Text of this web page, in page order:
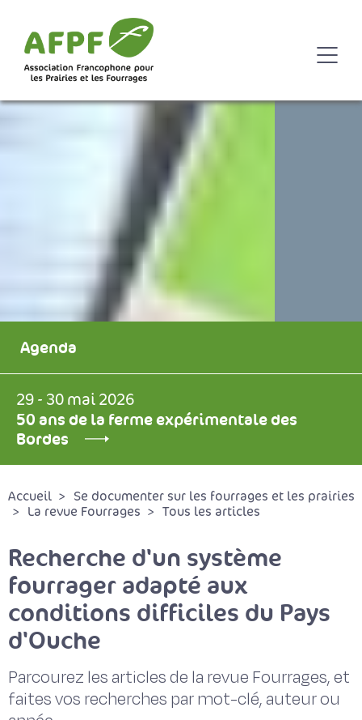
Agenda
29 - 30 mai 2026
50 ans de la ferme expérimentale des
Bordes
Accueil
Se documenter sur les fourrages et les prairies
La revue Fourrages
Tous les articles
Recherche d'un système
fourrager adapté aux
conditions difficiles du Pays
d'Ouche
Parcourez les articles de la revue Fourrages, et
faites vos recherches par mot-clé, auteur ou